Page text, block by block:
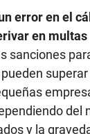
error en el
en
sanciones
superar
del
y la